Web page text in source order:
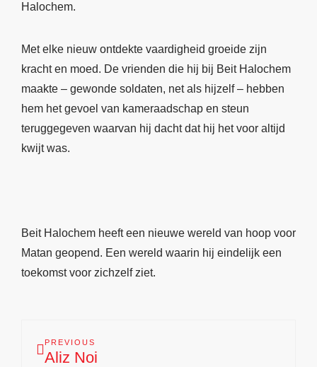
Halochem.
Met elke nieuw ontdekte vaardigheid groeide zijn
kracht en moed. De vrienden die hij bij Beit Halochem
maakte – gewonde soldaten, net als hijzelf – hebben
hem het gevoel van kameraadschap en steun
teruggegeven waarvan hij dacht dat hij het voor altijd
kwijt was.
Beit Halochem heeft een nieuwe wereld van hoop voor
Matan geopend. Een wereld waarin hij eindelijk een
toekomst voor zichzelf ziet.
PREVIOUS
Aliz Noi